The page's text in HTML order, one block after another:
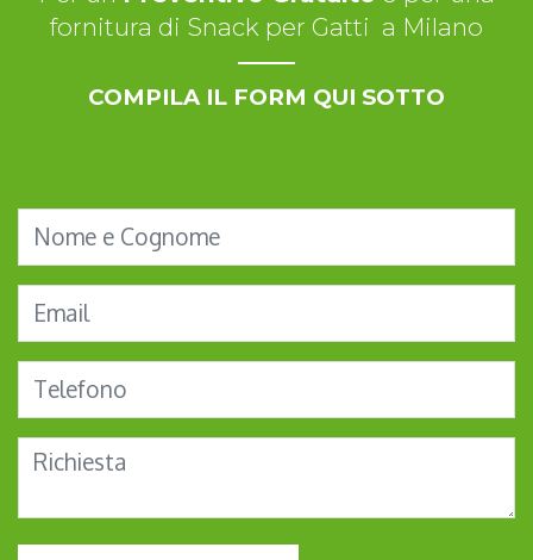
fornitura di Snack per Gatti a Milano
COMPILA IL FORM QUI SOTTO